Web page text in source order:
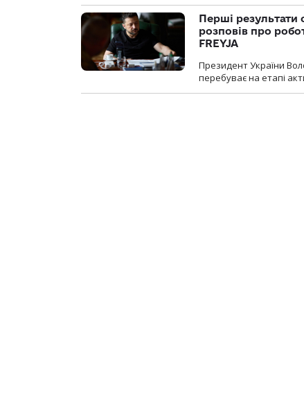
Перші результати
розповів про
FREYJA
Президент України
перебуває на етапі